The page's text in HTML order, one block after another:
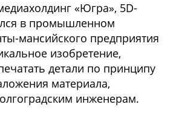
«Югра», 5D-
в промышленном
мансийского предприятия
изобретение,
детали по принципу
материала,
инженерам.